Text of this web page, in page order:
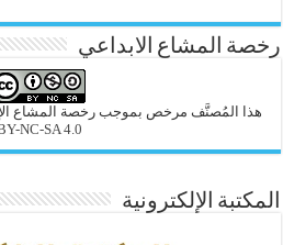
رخصة المشاع الابداعي
هذا المُصنَّف مرخص بموجب رخصة المشاع
NC-SA 4.0)
المكتبة الإلكترونية